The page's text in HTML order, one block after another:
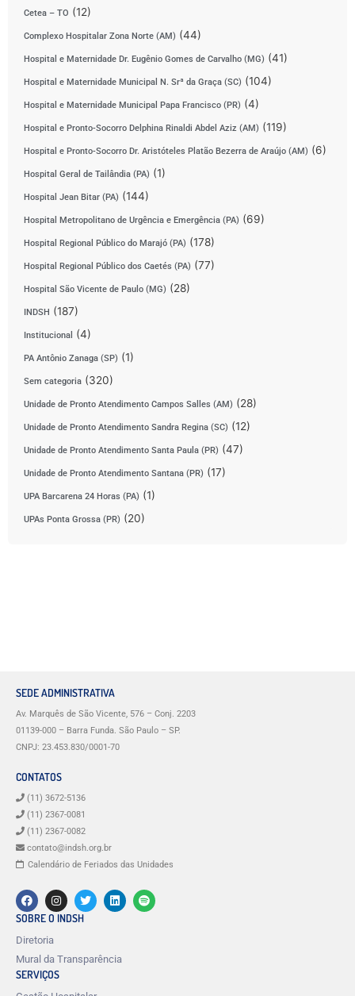
Cetea – TO (12)
Complexo Hospitalar Zona Norte (AM) (44)
Hospital e Maternidade Dr. Eugênio Gomes de Carvalho (MG) (41)
Hospital e Maternidade Municipal N. Srª da Graça (SC) (104)
Hospital e Maternidade Municipal Papa Francisco (PR) (4)
Hospital e Pronto-Socorro Delphina Rinaldi Abdel Aziz (AM) (119)
Hospital e Pronto-Socorro Dr. Aristóteles Platão Bezerra de Araújo (AM) (6)
Hospital Geral de Tailândia (PA) (1)
Hospital Jean Bitar (PA) (144)
Hospital Metropolitano de Urgência e Emergência (PA) (69)
Hospital Regional Público do Marajó (PA) (178)
Hospital Regional Público dos Caetés (PA) (77)
Hospital São Vicente de Paulo (MG) (28)
INDSH (187)
Institucional (4)
PA Antônio Zanaga (SP) (1)
Sem categoria (320)
Unidade de Pronto Atendimento Campos Salles (AM) (28)
Unidade de Pronto Atendimento Sandra Regina (SC) (12)
Unidade de Pronto Atendimento Santa Paula (PR) (47)
Unidade de Pronto Atendimento Santana (PR) (17)
UPA Barcarena 24 Horas (PA) (1)
UPAs Ponta Grossa (PR) (20)
SEDE ADMINISTRATIVA
Av. Marquês de São Vicente, 576 – Conj. 2203
01139-000 – Barra Funda. São Paulo – SP.
CNPJ: 23.453.830/0001-70
CONTATOS
(11) 3672-5136
(11) 2367-0081
(11) 2367-0082
contato@indsh.org.br
Calendário de Feriados das Unidades
SOBRE O INDSH
Diretoria
Mural da Transparência
SERVIÇOS